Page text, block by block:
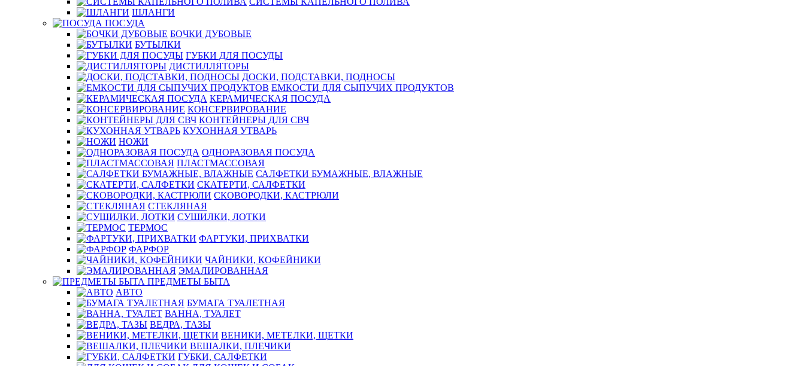
ШЛАНГИ
ПОСУДА
БОЧКИ ДУБОВЫЕ
БУТЫЛКИ
ГУБКИ ДЛЯ ПОСУДЫ
ДИСТИЛЛЯТОРЫ
ДОСКИ, ПОДСТАВКИ, ПОДНОСЫ
ЕМКОСТИ ДЛЯ СЫПУЧИХ ПРОДУКТОВ
КЕРАМИЧЕСКАЯ ПОСУДА
КОНСЕРВИРОВАНИЕ
КОНТЕЙНЕРЫ ДЛЯ СВЧ
КУХОННАЯ УТВАРЬ
НОЖИ
ОДНОРАЗОВАЯ ПОСУДА
ПЛАСТМАССОВАЯ
САЛФЕТКИ БУМАЖНЫЕ, ВЛАЖНЫЕ
СКАТЕРТИ, САЛФЕТКИ
СКОВОРОДКИ, КАСТРЮЛИ
СТЕКЛЯНАЯ
СУШИЛКИ, ЛОТКИ
ТЕРМОС
ФАРТУКИ, ПРИХВАТКИ
ФАРФОР
ЧАЙНИКИ, КОФЕЙНИКИ
ЭМАЛИРОВАННАЯ
ПРЕДМЕТЫ БЫТА
АВТО
БУМАГА ТУАЛЕТНАЯ
ВАННА, ТУАЛЕТ
ВЕДРА, ТАЗЫ
ВЕНИКИ, МЕТЕЛКИ, ЩЕТКИ
ВЕШАЛКИ, ПЛЕЧИКИ
ГУБКИ, САЛФЕТКИ